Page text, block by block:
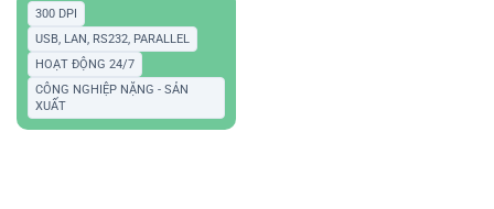
300 DPI
USB, LAN, RS232, PARALLEL
HOẠT ĐỘNG 24/7
CÔNG NGHIỆP NẶNG - SẢN
XUẤT